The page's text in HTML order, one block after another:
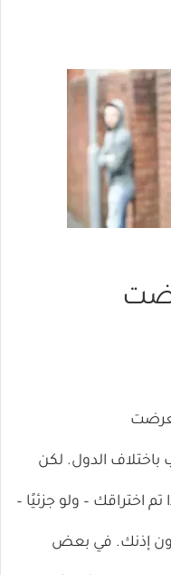
الدول. لكن
اختراقك – ولو جزئيًا –
إذنك. في بعض